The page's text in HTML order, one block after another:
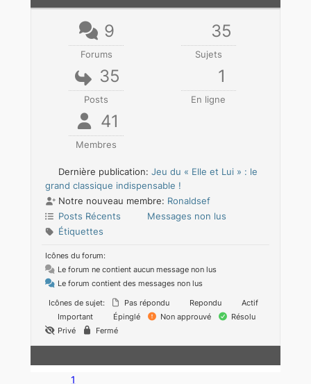
9
Forums
35
Sujets
35
Posts
1
En ligne
41
Membres
Dernière publication: Jeu du « Elle et Lui » : le
grand classique indispensable !
Notre nouveau membre: Ronaldsef
Posts Récents
Messages non lus
Étiquettes
Icônes du forum:
Le forum ne contient aucun message non lus
Le forum contient des messages non lus
Icônes de sujet:
Pas répondu Repondu
Actif
Important
Épinglé Non approuvé
Résolu
Privé
Fermé
1